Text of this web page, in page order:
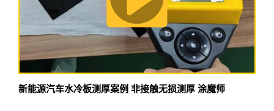
新能源汽车水冷板测厚案例 非接触无损测厚 涂魔师